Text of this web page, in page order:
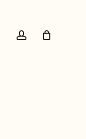
account